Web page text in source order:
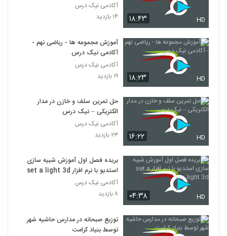
۱۸:۴۳ HD
آکادمی نیک درس
۱۴ بازدید
۱۸:۲۳ HD
آموزش مجموعه ها - ریاضی نهم -
آکادمی نیک درس
آکادمی نیک درس
۱۹ بازدید
۱۶:۲۲ HD
حل تمرین سلف و خازن در مدار
الکتریکی – نیک درس
آکادمی نیک درس
۲۳ بازدید
۰۴:۳۸ HD
بریده فصل اول آموزش شبیه سازی
استدیو با نرم افزار set a light 3d
آکادمی نیک درس
۸ بازدید
توزیع صبحانه در مدارس حاشیه شهر
توسط بنیاد کرامت